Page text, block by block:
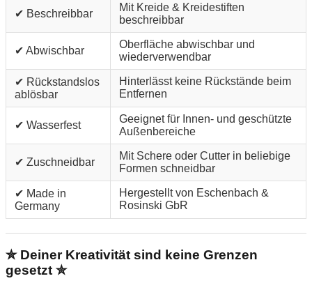
✔ Beschreibbar
Mit Kreide & Kreidestiften
beschreibbar
✔ Abwischbar
Oberfläche abwischbar und
wiederverwendbar
✔ Rückstandslos
ablösbar
Hinterlässt keine Rückstände beim
Entfernen
✔ Wasserfest
Geeignet für Innen- und geschützte
Außenbereiche
✔ Zuschneidbar
Mit Schere oder Cutter in beliebige
Formen schneidbar
✔ Made in
Germany
Hergestellt von Eschenbach &
Rosinski GbR
✮ Deiner Kreativität sind keine Grenzen
gesetzt ✮